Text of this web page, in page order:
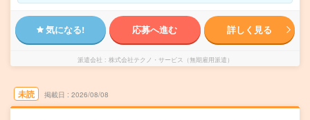
気になる! 応募へ進む 詳しく見る
派遣会社 株式会社テクノ・サービス（無期雇用派遣）
未読 掲載日 2026/08/08